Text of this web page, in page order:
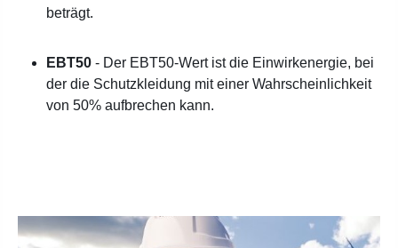
beträgt.
EBT50 - Der EBT50-Wert ist die Einwirkenergie, bei
der die Schutzkleidung mit einer Wahrscheinlichkeit
von 50% aufbrechen kann.